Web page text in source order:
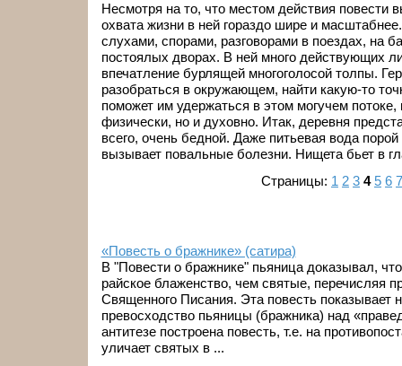
Несмотря на то, что местом действия повести
охвата жизни в ней гораздо шире и
слухами, спорами, разговорами в поездах, на
постоялых дворах. В ней много действующих
впечатление бурлящей многоголосой толпы.
разобраться в окружающем, найти какую-то
поможет им удержаться в этом могучем
физически, но и духовно. Итак, деревня
всего, очень бедной. Даже питьевая вода
вызывает повальные болезни. Нищета бьет в
Страницы: 1 2 3 4 5 6 7
«Повесть о бражнике» (сатира)
В "Повести о бражнике" пьяница доказывал,
райское блаженство, чем святые, перечисляя
Священного Писания. Эта повесть показывает
превосходство пьяницы (бражника) над
антитезе построена повесть, т.е. на
уличает святых в ...